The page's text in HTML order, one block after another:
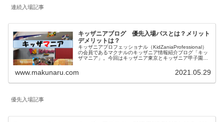
連続入場記事
キッザニアブログ 優先入場パスとは？メリット
デメリットは？
キッザニアプロフェッショナル（KidZaniaProfessional）
の会員であるマクナルのキッザニア情報紹介ブログ「キッ
ザマニア」。今回はキッザニア東京とキッザニア甲子園の
ス」について内容とメリットデメリットを私見を含めてご
紹介します。
www.makunaru.com 2021.05.29
優先入場記事